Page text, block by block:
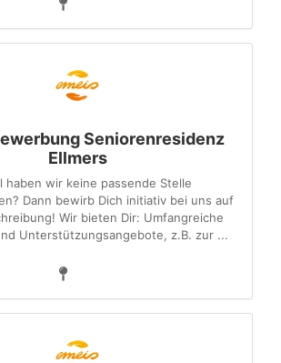
Seniorenresidenz
Ellmers
haben wir keine passende Stelle
Dann bewirb Dich initiativ bei uns auf
Wir bieten Dir: Umfangreiche
Unterstützungsangebote, z.B. zur ...